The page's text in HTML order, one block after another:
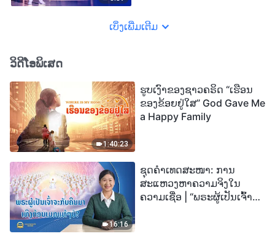
ເບິ່ງເພີ່ມເຕີມ
ວິດີໂອພິເສດ
1:40:23
ຮູບເງົາຂອງຊາວຄຣິດ “ເຮືອນ
ຂອງຂ້ອຍຢູ່ໃສ” God Gave Me
a Happy Family
16:16
ຊຸດຄຳເທດສະໜາ: ການ
ສະແຫວງຫາຄວາມຈິງໃນ
ຄວາມເຊື່ອ | “ພຣະຜູ້ເປັນເຈົ້າຈະ